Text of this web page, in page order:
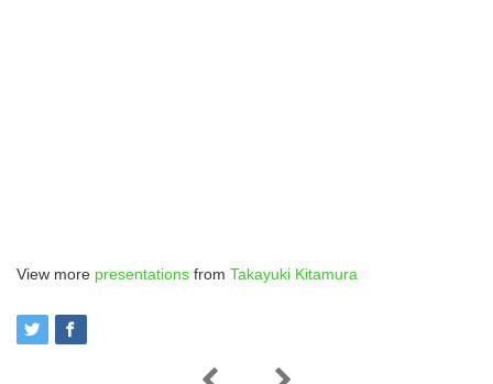
View more presentations from Takayuki Kitamura